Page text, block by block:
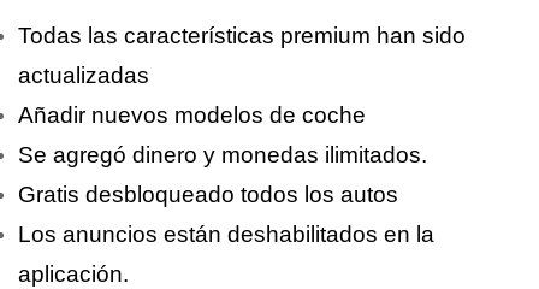
Todas las características premium han sido
actualizadas
Añadir nuevos modelos de coche
Se agregó dinero y monedas ilimitados.
Gratis desbloqueado todos los autos
Los anuncios están deshabilitados en la
aplicación.